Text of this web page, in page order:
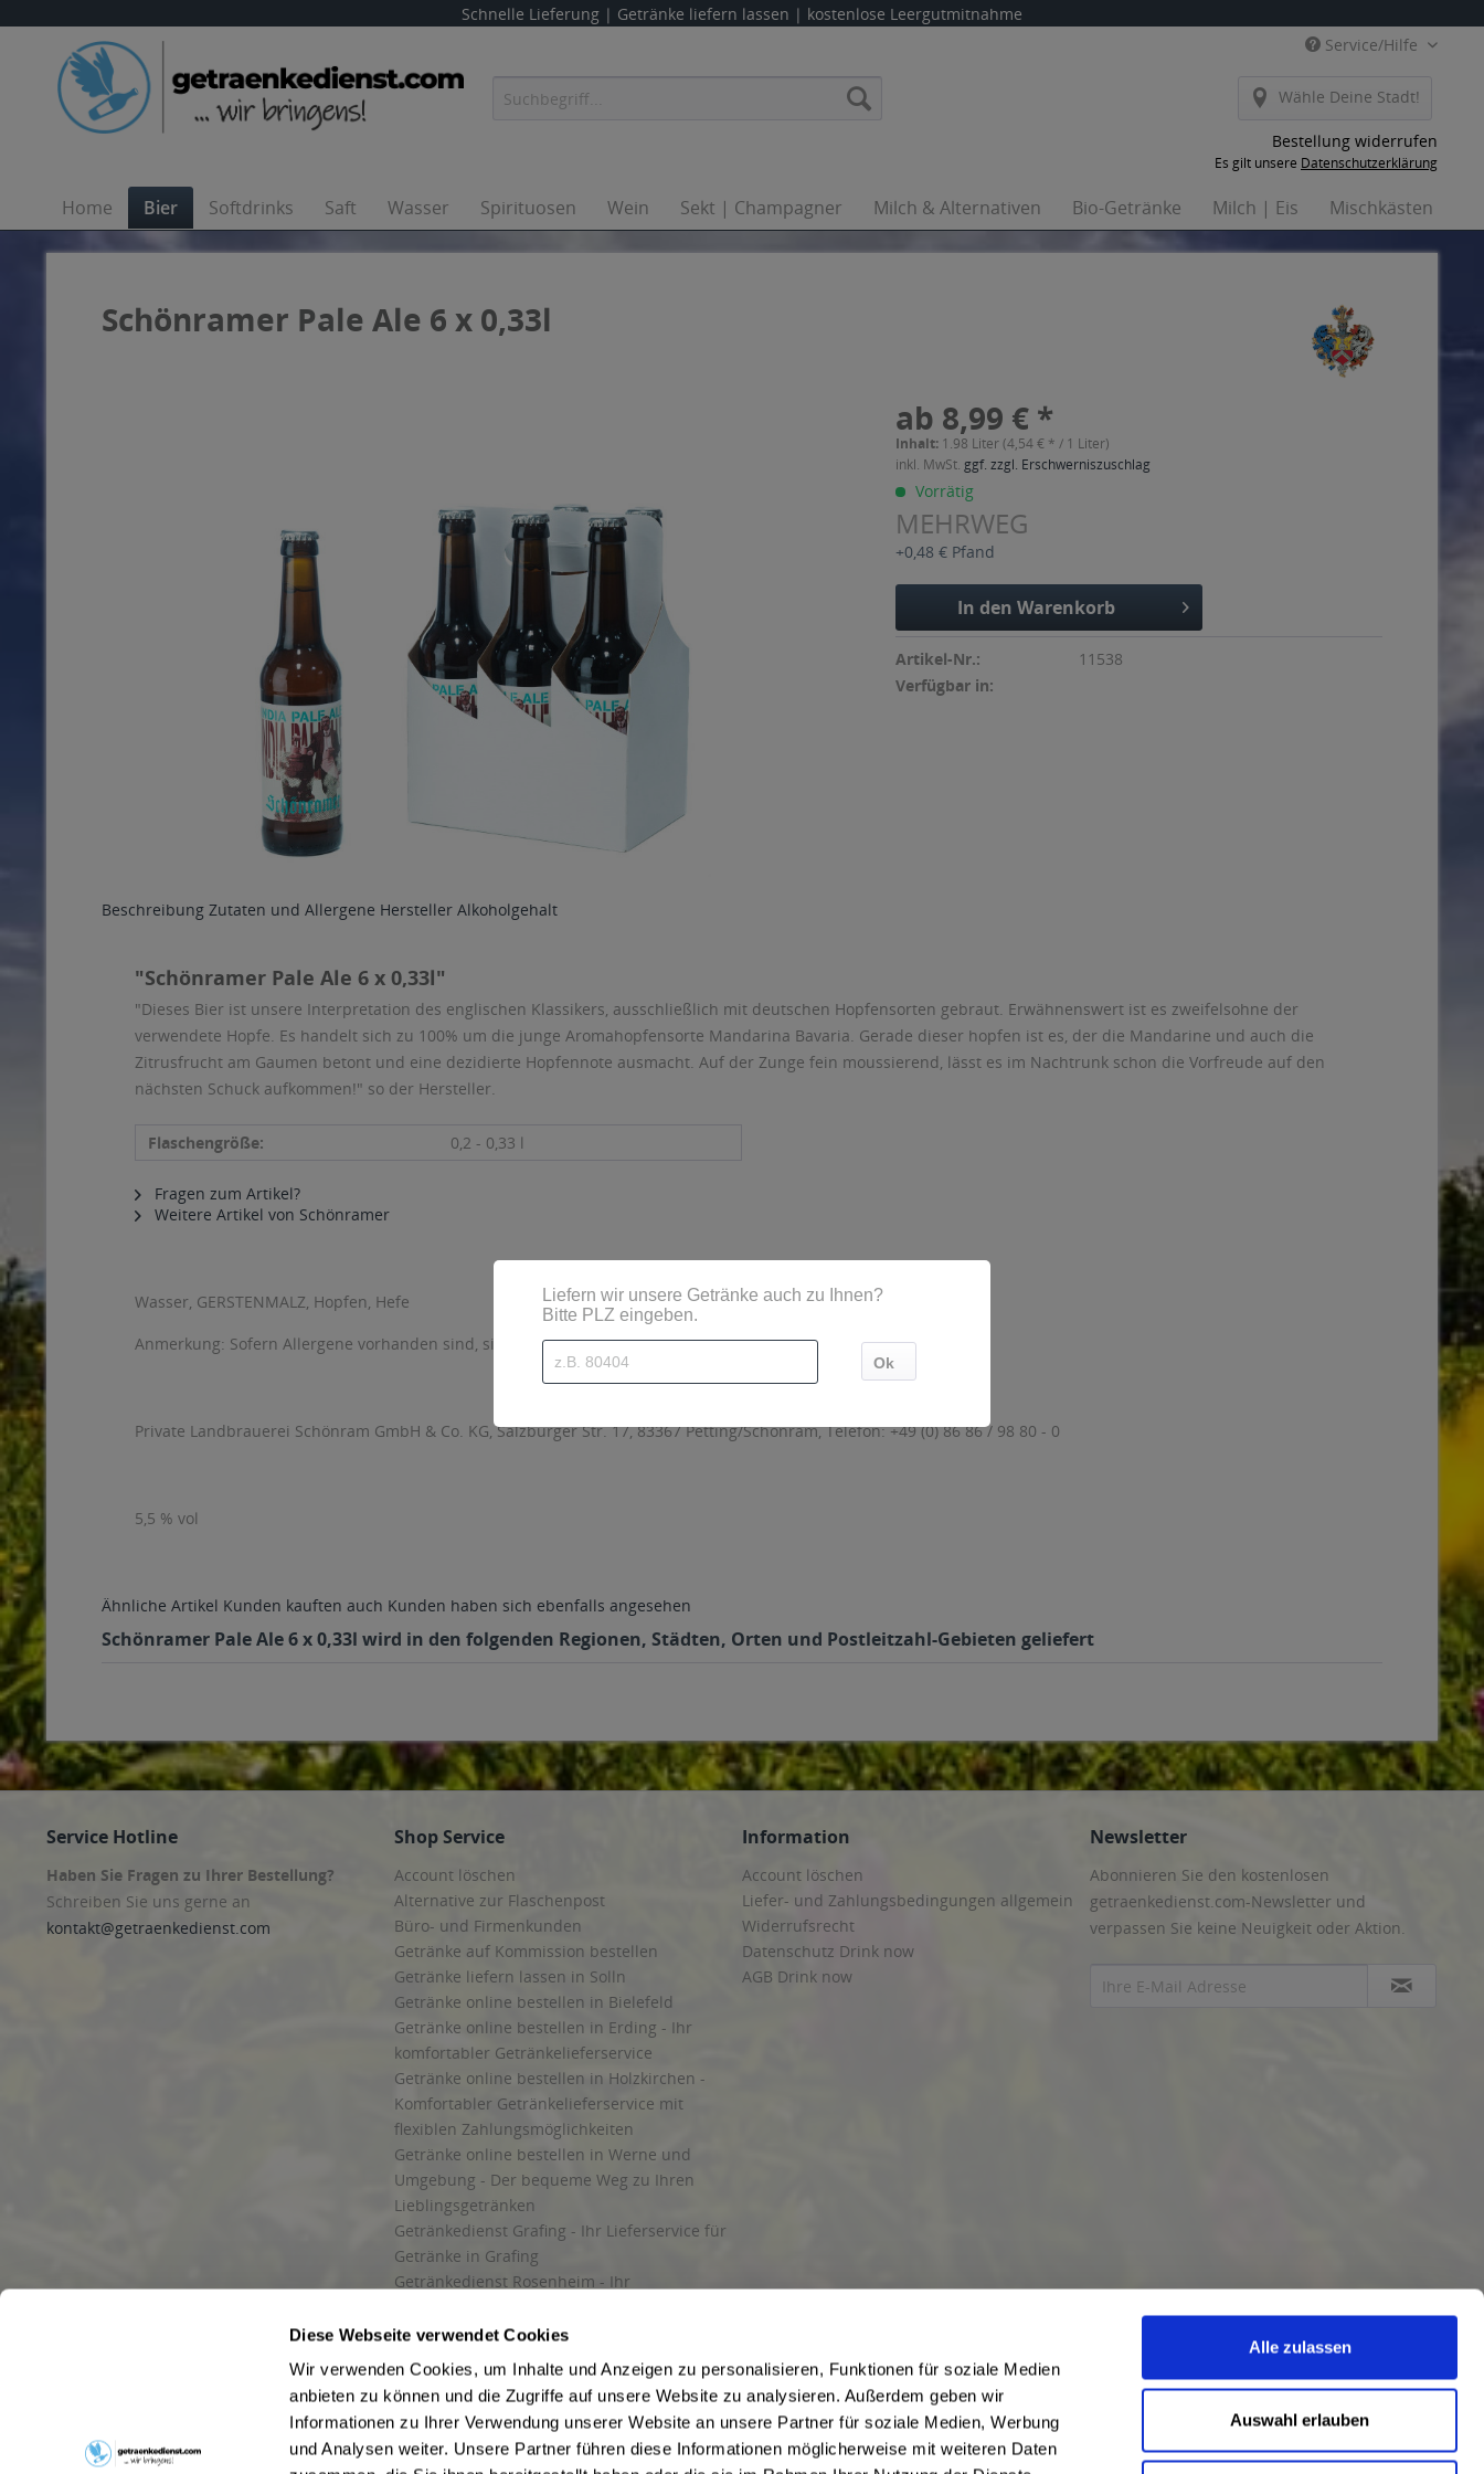
Diese Webseite verwendet Cookies
Wir verwenden Cookies, um Inhalte und Anzeigen zu personalisieren, Funktionen für soziale Medien
anbieten zu können und die Zugriffe auf unsere Website zu analysieren. Außerdem geben wir
Informationen zu Ihrer Verwendung unserer Website an unsere Partner für soziale Medien, Werbung
und Analysen weiter. Unsere Partner führen diese Informationen möglicherweise mit weiteren Daten
Alle zulassen
Auswahl erlauben
Schnelle Lieferung | Getränke liefern lassen | kostenlose Leergutmitnahme
Service/Hilfe
Wähle Deine Stadt!
Bestellung widerrufen
Es gilt unsere Datenschutzerklärung
Home Bier Softdrinks Saft Wasser Spirituosen Wein Sekt | Champagner Milch & Alternativen Bio-Getränke Milch | Eis Mischkästen
Schönramer Pale Ale 6 x 0,33l
ab 8,99 € *
Inhalt: 1.98 Liter (4,54 € * / 1 Liter)
inkl. MwSt. ggf. zzgl. Erschwerniszuschlag
Vorrätig
MEHRWEG
+0,48 € Pfand
In den Warenkorb
Artikel-Nr.:
11538
Verfügbar in:
Beschreibung Zutaten und Allergene Hersteller Alkoholgehalt
"Schönramer Pale Ale 6 x 0,33l"
"Dieses Bier ist unsere Interpretation des englischen Klassikers, ausschließlich mit deutschen Hopfensorten gebraut. Erwähnenswert ist es zweifelsohne der
verwendete Hopfe. Es handelt sich zu 100% um die junge Aromahopfensorte Mandarina Bavaria. Gerade dieser hopfen ist es, der die Mandarine und auch die
Zitrusfrucht am Gaumen betont und eine dezidierte Hopfennote ausmacht. Auf der Zunge fein moussierend, lässt es im Nachtrunk schon die Vorfreude auf den
nächsten Schuck aufkommen!" so der Hersteller.
Flaschengröße: 0,2 - 0,33 l
Fragen zum Artikel?
Weitere Artikel von Schönramer
Wasser, GERSTENMALZ, Hopfen, Hefe
Anmerkung: Sofern Allergene vorhanden sind, sind diese mittels Großbuchstaben besonders hervorgehoben
Private Landbrauerei Schönram GmbH & Co. KG, Salzburger Str. 17, 83367 Petting/Schönram, Telefon: +49 (0) 86 86 / 98 80 - 0
5,5 % vol
Ähnliche Artikel Kunden kauften auch Kunden haben sich ebenfalls angesehen
Schönramer Pale Ale 6 x 0,33l wird in den folgenden Regionen, Städten, Orten und Postleitzahl-Gebieten geliefert
Service Hotline
Haben Sie Fragen zu Ihrer Bestellung?
Schreiben Sie uns gerne an
kontakt@getraenkedienst.com
Shop Service
Account löschen
Alternative zur Flaschenpost
Büro- und Firmenkunden
Getränke auf Kommission bestellen
Getränke liefern lassen in Solln
Getränke online bestellen in Bielefeld
Getränke online bestellen in Erding - Ihr
komfortabler Getränkelieferservice
Getränke online bestellen in Holzkirchen -
Komfortabler Getränkelieferservice mit
flexiblen Zahlungsmöglichkeiten
Getränke online bestellen in Werne und
Umgebung - Der bequeme Weg zu Ihren
Lieblingsgetränken
Getränkedienst Grafing - Ihr Lieferservice für
Getränke in Grafing
Getränkedienst Rosenheim - Ihr
und Umgebung
Getränkelieferung in Starnberg
Liefergebiet
Lieferservice für Getränke
Wir liefern Getränke
Kontakt
Information
Account löschen
Liefer- und Zahlungsbedingungen allgemein
Widerrufsrecht
Datenschutz Drink now
AGB Drink now
Newsletter
Abonnieren Sie den kostenlosen
getraenkedienst.com-Newsletter und
verpassen Sie keine Neuigkeit oder Aktion.